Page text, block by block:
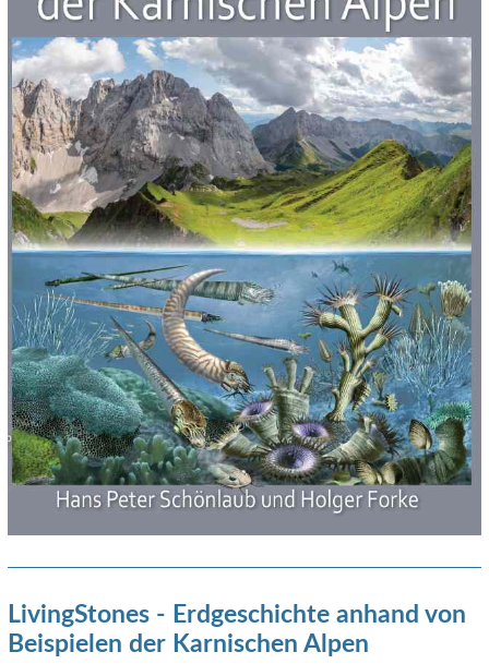
LivingStones - Erdgeschichte anhand von
Beispielen der Karnischen Alpen